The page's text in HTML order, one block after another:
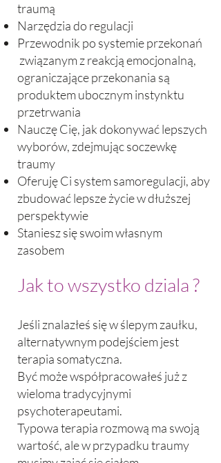
traumą
Narzędzia do regulacji
Przewodnik po systemie przekonań
związanym z reakcją emocjonalną,
ograniczające przekonania są
produktem ubocznym instynktu
przetrwania
Nauczę Cię, jak dokonywać lepszych
wyborów, zdejmując soczewkę
traumy
Oferuję Ci system samoregulacji, aby
zbudować lepsze życie w dłuższej
perspektywie
Staniesz się swoim własnym
zasobem
Jak to wszystko dziala ?
Jeśli znalazłeś się w ślepym zaułku,
alternatywnym podejściem jest
terapia somatyczna.
Być może współpracowałeś już z
wieloma tradycyjnymi
psychoterapeutami.
Typowa terapia rozmową ma swoją
wartość, ale w przypadku traumy